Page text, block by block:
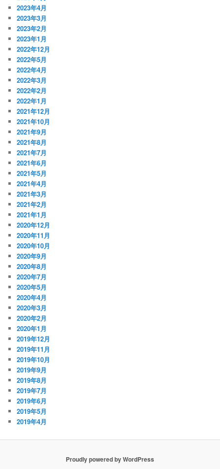
2023年4月
2023年3月
2023年2月
2023年1月
2022年12月
2022年5月
2022年4月
2022年3月
2022年2月
2022年1月
2021年12月
2021年10月
2021年9月
2021年8月
2021年7月
2021年6月
2021年5月
2021年4月
2021年3月
2021年2月
2021年1月
2020年12月
2020年11月
2020年10月
2020年9月
2020年8月
2020年7月
2020年5月
2020年4月
2020年3月
2020年2月
2020年1月
2019年12月
2019年11月
2019年10月
2019年9月
2019年8月
2019年7月
2019年6月
2019年5月
2019年4月
Proudly powered by WordPress